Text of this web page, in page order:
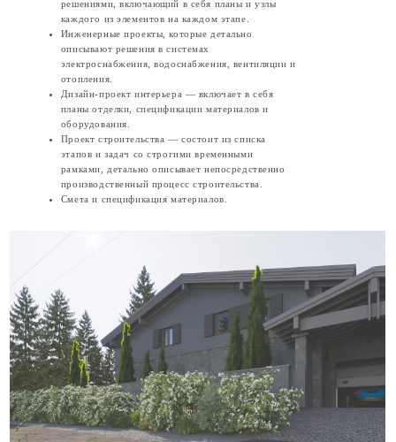
Структура сделки
Всё оформляется тремя договорами.
Первый — купля-продажа участка. 7 200 000 рублей, переход права через
Росреестр. Участок без обременений, документы готовы.
смета, проект производства работ. Права на использование проекта
переходят к вам в полном объёме.
Третий — договор подряда на организацию строительства. Исполнитель
фундамент, стены, кровля, контур, инженерия, отделка, благоустройство.
Вы платите за то, что уже сделано, а не авансируете вперёд. Гарантия на
строительные работы — 12 месяцев с момента сдачи объекта.
стоимость проекта дома.
В случае если у клиента нет корректировок к проекту, то следующим
шагом мы переходим непосредственно к строительству дома, которое
финансируется согласно этапам строительства и финансовому плану
Как это работает?